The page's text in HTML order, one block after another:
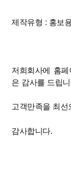
제작유형 : 홍보
저희회사에 홈
은 감사를 드립
고객만족을 최선
감사합니다.